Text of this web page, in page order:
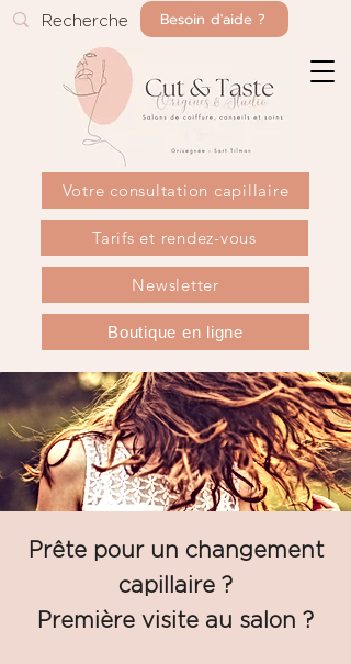
Besoin d'aide ?
Votre consultation capillaire
Tarifs et rendez-vous
Newsletter
Boutique en ligne
Prête pour un changement
capillaire ?
Première visite au salon ?